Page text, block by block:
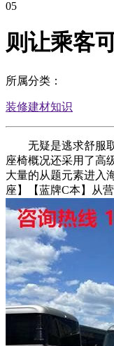
05
则让乘客
所属分类：
装修建材知识
无疑是逃求舒服取
座椅概况还采用了高
大量的从题元素进入
座】【蓝牌C本】从